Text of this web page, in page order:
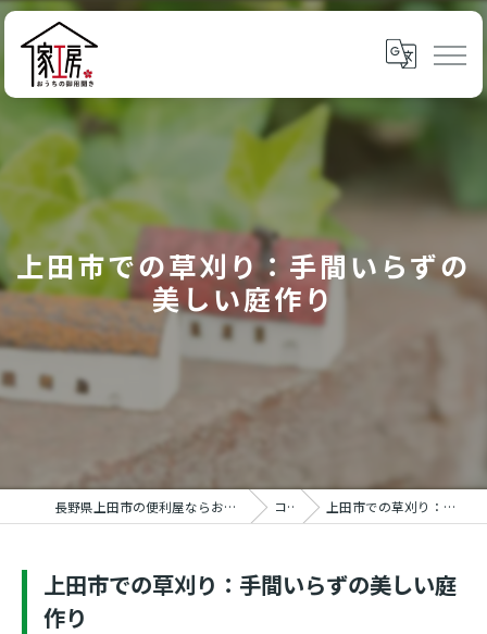
上田市での草刈り：手間いらずの
美しい庭作り
長野県上田市の便利屋ならおうちの御用聞き家工房 上田塩田店 コラム 上田市での草刈り：手間いらずの美しい庭作り
上田市での草刈り：手間いらずの美しい庭
作り